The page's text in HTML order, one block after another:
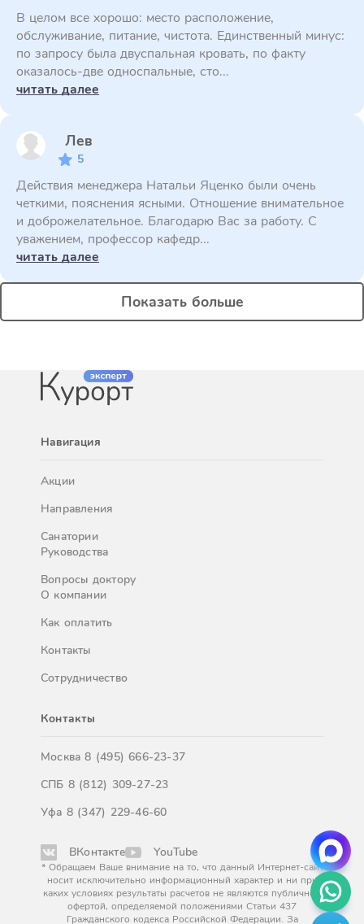
В целом все хорошо: место расположение,
обслуживание, питание, чистота. Единственный минус:
по запросу была двуспальная кровать, по факту
оказалось-две односпальные, сто...
читать далее
Лев
5
Действия менеджера Натальи Яценко были очень
четкими, пояснения ясными. Отношение внимательное
и доброжелательное. Благодарю Вас за работу. С
уважением, профессор кафедр...
читать далее
Показать больше
Навигация
Акции
Направления
Санатории
Руководства
Вопросы доктору
О компании
Как оплатить
Контакты
Сотрудничество
Контакты
Москва8 (495) 666-23-37
СПБ 8 (812) 309-27-23
Уфа 8 (347) 229-46-60
ВКонтакте YouTube
* Обращаем Ваше внимание на то, что данный Интернет-сайт
носит исключительно информационный характер и ни при
каких условиях результаты расчетов не являются публичной
офертой, определяемой положениями Статьи 437
Гражданского кодекса Российской Федерации. За